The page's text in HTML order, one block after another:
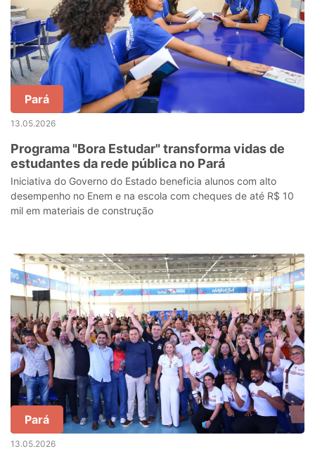
Pará
13.05.2026
Programa "Bora Estudar" transforma vidas de
estudantes da rede pública no Pará
Iniciativa do Governo do Estado beneficia alunos com alto
desempenho no Enem e na escola com cheques de até R$ 10
mil em materiais de construção
Pará
13.05.2026